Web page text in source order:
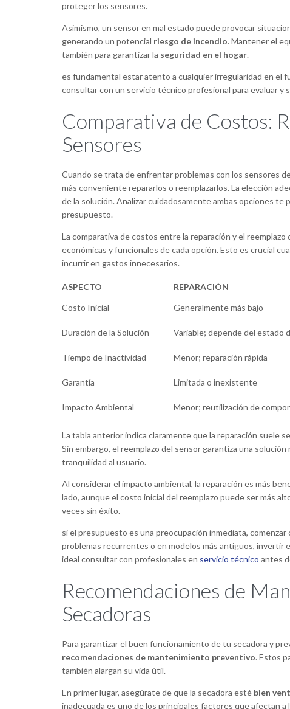
proteger los sensores.
Asimismo, un sensor en mal estado puede provocar
generando un potencial riesgo de incendio. Mantener el
también para garantizar la seguridad en el hogar.
es fundamental estar atento a cualquier irregularidad en el
consultar con un servicio técnico profesional para evaluar y
Comparativa de Costos:
Sensores
Cuando se trata de enfrentar problemas con los sensores
más conveniente repararlos o reemplazarlos. La elección
de la solución. Analizar cuidadosamente ambas opciones
presupuesto.
La comparativa de costos entre la reparación y el
económicas y funcionales de cada opción. Esto es crucial
incurrir en gastos innecesarios.
ASPECTO REPARACIÓN
Costo Inicial
Generalmente más bajo
Duración de la Solución Variable; depende del estado
Tiempo de Inactividad Menor; reparación rápida
Garantía Limitada o inexistente
Impacto Ambiental Menor; reutilización de
La tabla anterior indica claramente que la reparación suele
Sin embargo, el reemplazo del sensor garantiza una
tranquilidad al usuario.
Al considerar el impacto ambiental, la reparación es más
lado, aunque el costo inicial del reemplazo puede ser más
veces sin éxito.
si el presupuesto es una preocupación inmediata,
problemas recurrentes o en modelos más antiguos, invertir
ideal consultar con profesionales en servicio técnico antes
Recomendaciones de
Secadoras
Para garantizar el buen funcionamiento de tu secadora y
recomendaciones de mantenimiento preventivo. Estos
también alargan su vida útil.
En primer lugar, asegúrate de que la secadora esté bien
inadecuada es uno de los principales factores que afectan